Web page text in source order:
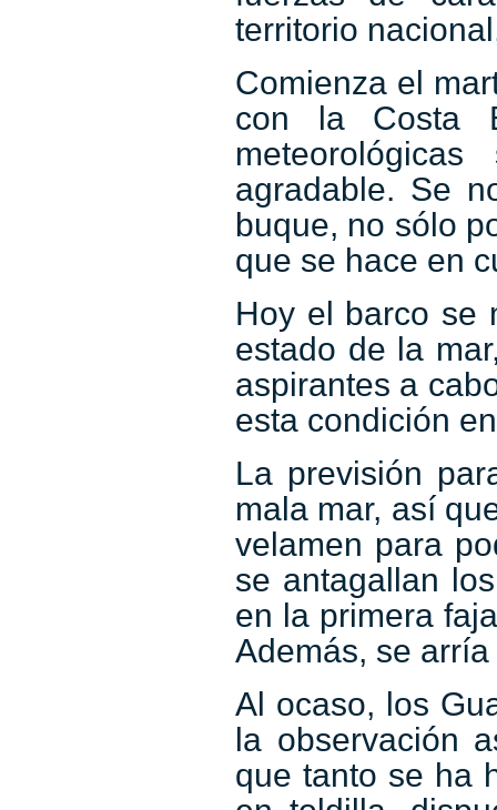
territorio
Comienza el
con la Costa
agradable. Se
buque, no sólo
que se hace en
Hoy el barco se
estado de la
aspirantes a
esta condición
La previsión
mala mar, así
velamen para
se antagallan
en la primera
Además, se
Al ocaso, los
la observación
que tanto se ha